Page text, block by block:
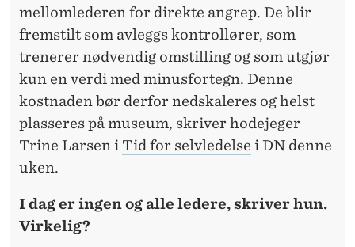
mellomlederen for direkte angrep. De blir
fremstilt som avleggs kontrollører, som
trenerer nødvendig omstilling og som utgjør
kun en verdi med minusfortegn. Denne
kostnaden bør derfor nedskaleres og helst
plasseres på museum, skriver hodejeger
Trine Larsen i Tid for selvledelse i DN denne
uken.
I dag er ingen og alle ledere, skriver hun.
Virkelig?